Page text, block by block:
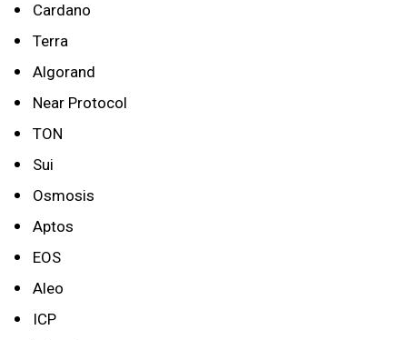
Cardano
Terra
Algorand
Near Protocol
TON
Sui
Osmosis
Aptos
EOS
Aleo
ICP